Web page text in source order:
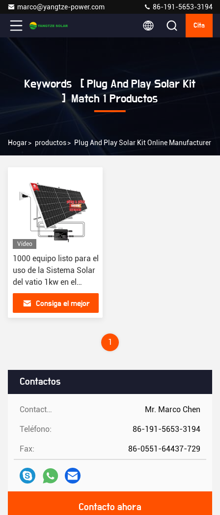
marco@yangtze-power.com 86-191-5653-3194
Cita
Keywords [ Plug And Play Solar Kit
] Match 1 Productos
Hogar> productos> Plug And Play Solar Kit Online Manufacturer
Contactos
Contactos: Mr. Marco Chen
Teléfono: 86-191-5653-3194
Fax: 86-0551-64437-729
Contacto ahora
Vídeo
1000 equipo listo para el
uso de la Sistema Solar
del vatio 1kw en el
sistema de energía
casero de la rejilla
Consiga el mejor
1